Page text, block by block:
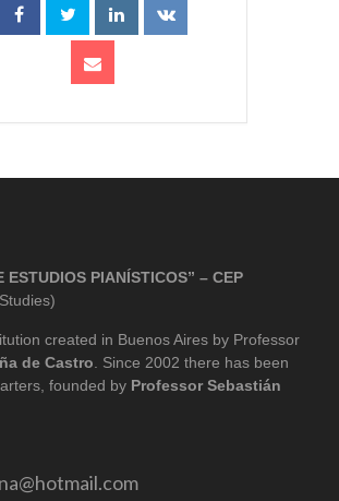
ESTUDIOS PIANÍSTICOS” – CEP
created in Buenos Aires by Professor
de Castro . Since 2002 there has been
founded by Professor Sebastián